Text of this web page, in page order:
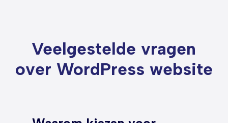
Veelgestelde vragen
over WordPress website